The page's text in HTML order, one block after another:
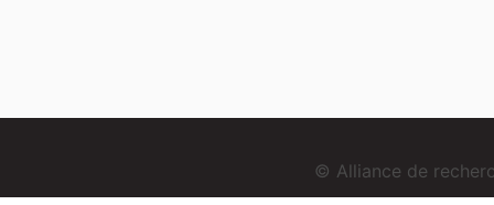
© Alliance de